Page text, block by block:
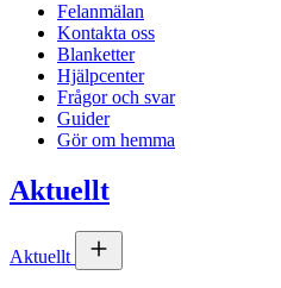
Felanmälan
Kontakta oss
Blanketter
Hjälpcenter
Frågor och svar
Guider
Gör om hemma
Aktuellt
Aktuellt